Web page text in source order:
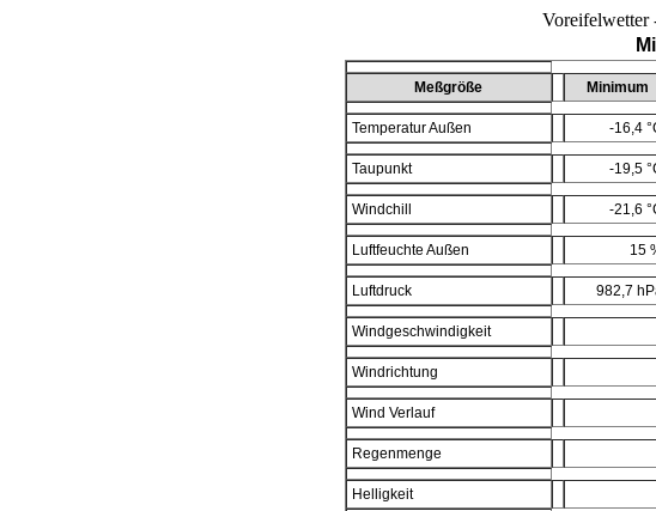
Voreifelwetter
Meßgröße Minimum
Temperatur Außen -16,4
Taupunkt -19,5
Windchill -21,6
Luftfeuchte Außen 15
Luftdruck 982,7
Windgeschwindigkeit
Windrichtung
Wind Verlauf
Regenmenge
Helligkeit